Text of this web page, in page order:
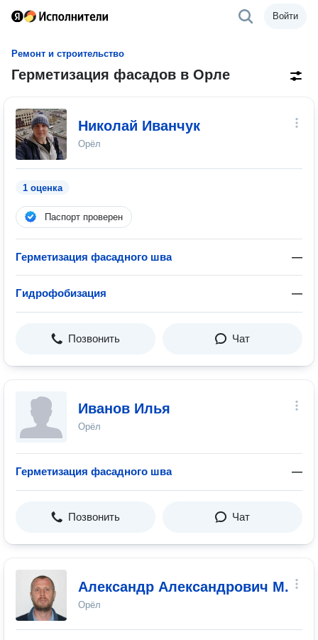
Войти
Ремонт и строительство
Герметизация фасадов в Орле
Николай Иванчук
Орёл
1 оценка
Паспорт проверен
Герметизация фасадного шва —
Гидрофобизация —
Позвонить Чат
Иванов Илья
Орёл
Герметизация фасадного шва —
Позвонить Чат
Александр Александрович М.
Орёл